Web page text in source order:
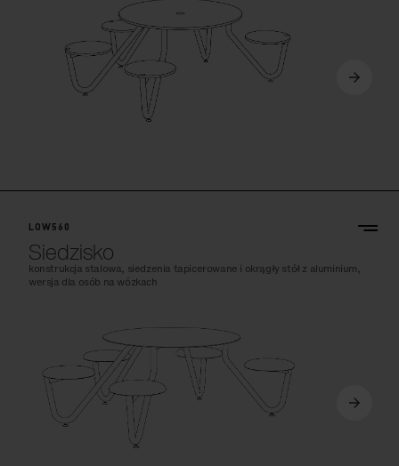
LOW560
Siedzisko
konstrukcja stalowa, siedzenia tapicerowane i okrągły stół z aluminium,
wersja dla osób na wózkach